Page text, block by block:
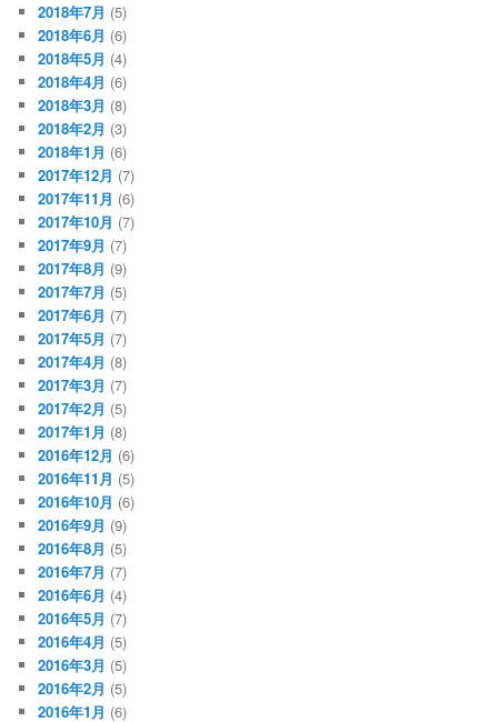
2018年7月 (5)
2018年6月 (6)
2018年5月 (4)
2018年4月 (6)
2018年3月 (8)
2018年2月 (3)
2018年1月 (6)
2017年12月 (7)
2017年11月 (6)
2017年10月 (7)
2017年9月 (7)
2017年8月 (9)
2017年7月 (5)
2017年6月 (7)
2017年5月 (7)
2017年4月 (8)
2017年3月 (7)
2017年2月 (5)
2017年1月 (8)
2016年12月 (6)
2016年11月 (5)
2016年10月 (6)
2016年9月 (9)
2016年8月 (5)
2016年7月 (7)
2016年6月 (4)
2016年5月 (7)
2016年4月 (5)
2016年3月 (5)
2016年2月 (5)
2016年1月 (6)